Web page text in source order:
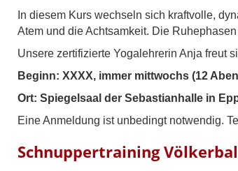
In diesem Kurs wechseln sich kraftvolle,
Atem und die Achtsamkeit. Die
Unsere zertifizierte Yogalehrerin Anja freut
Beginn: XXXX, immer mittwochs (12
Ort: Spiegelsaal der Sebastianhalle in
Eine Anmeldung ist unbedingt notwendig.
Schnuppertraining